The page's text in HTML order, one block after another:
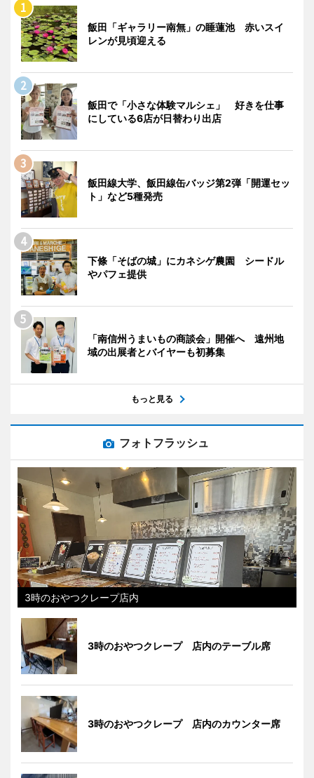
飯田「ギャラリー南無」の睡蓮池 赤いスイ
レンが見頃迎える
飯田で「小さな体験マルシェ」 好きを仕事
にしている6店が日替わり出店
飯田線大学、飯田線缶バッジ第2弾「開運セッ
ト」など5種発売
下條「そばの城」にカネシゲ農園 シードル
やパフェ提供
「南信州うまいもの商談会」開催へ 遠州地
域の出展者とバイヤーも初募集
もっと見る
フォトフラッシュ
3時のおやつクレープ店内
3時のおやつクレープ 店内のテーブル席
3時のおやつクレープ 店内のカウンター席